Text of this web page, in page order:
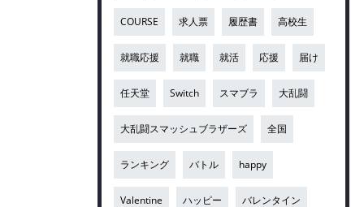
COURSE 求人票 履歴書 高校生
就職応援 就職 就活 応援 届け
任天堂 Switch スマブラ 大乱闘
大乱闘スマッシュブラザーズ 全国
ランキング バトル happy
Valentine ハッピー バレンタイン